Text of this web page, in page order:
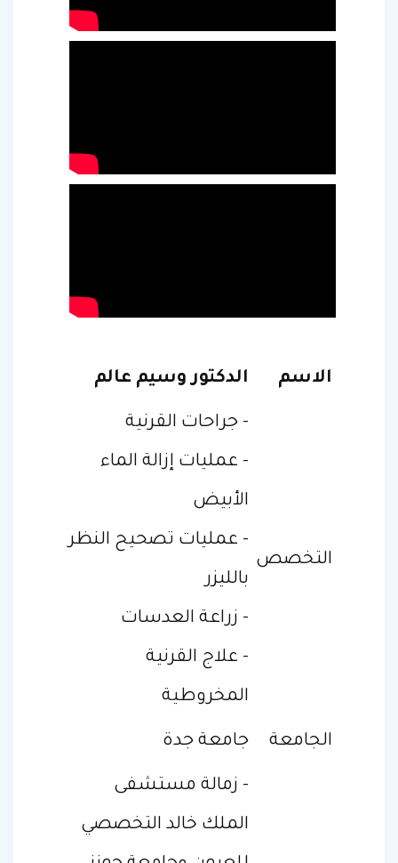
الاسم الدكتور وسيم عالم
التخصص
- جراحات القرنية
- عمليات إزالة الماء
الأبيض
- عمليات تصحيح النظر
بالليزر
- زراعة العدسات
- علاج القرنية
المخروطية
الجامعة جامعة جدة
- زمالة مستشفى
الملك خالد التخصصي